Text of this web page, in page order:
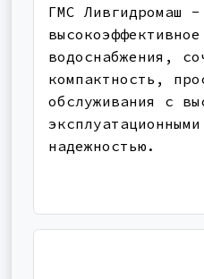
ГМС Ливгидромаш
водоснабжения,
компактность,
обслуживания с
надежностью.